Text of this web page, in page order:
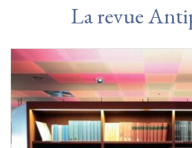
La revue